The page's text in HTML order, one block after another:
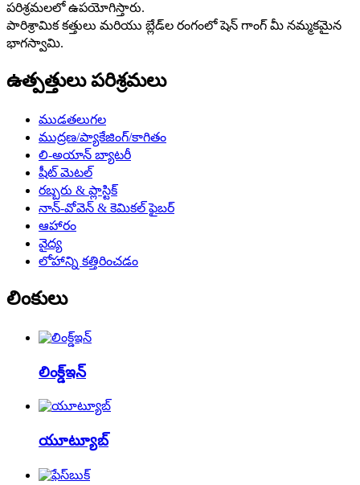
పరిశ్రమలలో ఉపయోగిస్తారు.
పారిశ్రామిక కత్తులు మరియు బ్లేడ్‌ల రంగంలో షెన్ గాంగ్ మీ నమ్మకమైన
భాగస్వామి.
ఉత్పత్తులు పరిశ్రమలు
ముడతలుగల
ముద్రణ/ప్యాకేజింగ్/కాగితం
లి-అయాన్ బ్యాటరీ
షీట్ మెటల్
రబ్బరు & ప్లాస్టిక్
నాన్-వోవెన్ & కెమికల్ ఫైబర్
ఆహారం
వైద్య
లోహాన్ని కత్తిరించడం
లింకులు
లింక్డ్ఇన్
యూట్యూబ్